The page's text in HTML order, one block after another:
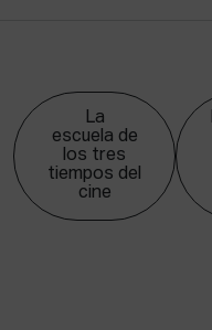
La
escuela de
los tres
tiempos del
cine